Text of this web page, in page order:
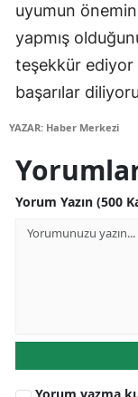
uyumun
yapmış
teşekkür ediyor
başarılar
YAZAR: Haber Merkezi
Yorum Yazın (500